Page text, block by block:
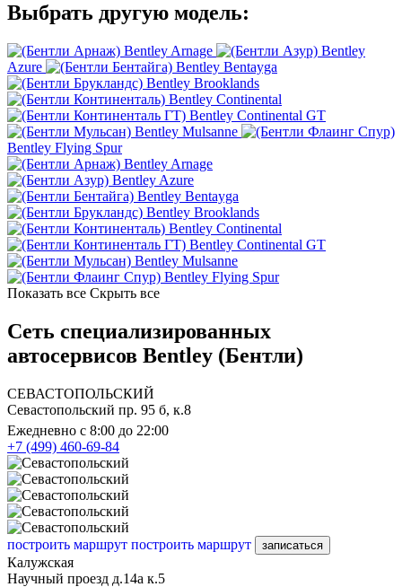
Выбрать другую модель:
Bentley Arnage
Bentley
Azure
Bentley Bentayga
Bentley Brooklands
Bentley Continental
Bentley Continental GT
Bentley Mulsanne
Bentley Flying Spur
Bentley Arnage
Bentley Azure
Bentley Bentayga
Bentley Brooklands
Bentley Continental
Bentley Continental GT
Bentley Mulsanne
Bentley Flying Spur
Показать все Скрыть все
Сеть специализированных
автосервисов Bentley (Бентли)
СЕВАСТОПОЛЬСКИЙ
Севастопольский пр. 95 б, к.8
Ежедневно с 8:00 до 22:00
+7 (499) 460-69-84
построить маршрут построить маршрут записаться
Калужская
Научный проезд д.14а к.5